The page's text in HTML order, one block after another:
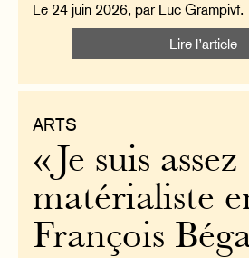
Le 24 juin 2026, par Luc Grampivf.
Lire l’article
ARTS
« Je suis assez
matérialiste
François